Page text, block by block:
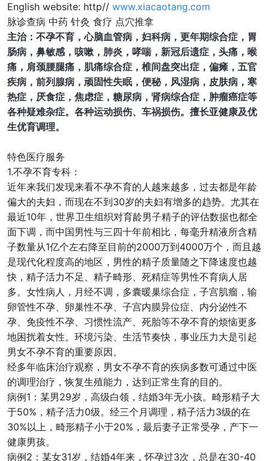
English website: http// www.xiacaotang.com
脉诊查病 中药 针灸 食疗 点穴推拿
主治：不孕不育，心脑血管病，妇科病，更年期综合症，胃
肠病，鼻敏感，咳嗽，肺炎，哮喘，新冠后遗症，头痛，喉
痛，肩颈腰腿痛，肌痛综合症，椎间盘突出症，偏瘫，五官
疾病，前列腺病，顽固性失眠，便秘，风湿病，皮肤病，寒
热症，厌食症，焦虑症，糖尿病，肾病综合症，肿瘤癌症等
各种疑难杂症。各种运动损伤、车祸损伤。擅长亚健康及优
生优育调理。
特色医疗服务
1.不孕不育专科：
近年来我们发现来看不孕不育的人越来越多，过去都是年龄
偏大的夫妇，而现在不到30岁的夫妇有增多的趋势。尤其在
最近10年，世界卫生组织对育龄男子精子的评估数据也都全
面下调，而中国男性与三四十年前相比，每毫升精液所含精
子数量从1亿个左右降至目前的2000万到4000万个，而且越
是现代化程度高的地区，男性的精子质量随之下降速度也越
快，精子活力不足、精子畸形、死精症等男性不育病人居
多。女性病人，月经不调，多囊暖巢综合症，子宫肌瘤，输
卵管性不孕、卵巢性不孕、子宫内膜异位症、内分泌性不
孕、免疫性不孕、习惯性流产、死胎等不孕不育的烦恼更多
地困扰着女性。环境污染、生活节奏快，事业压力大是引起
男女不孕不育的重要原因。
经多年临床治疗观察，男女不孕不育的疾病多数可通过中医
的调理治疗，恢复生殖能力，达到正常生育的目的。
病例1：某男29岁，高级白领，结婚3年无小孩。畸形精子大
于50%，精子活力0级。经三个月调理，精子活力3级的在
30%以上，畸形精子小于20%，最后妻子正常受孕，产下一
健康男孩。
病例2：某女31岁，结婚4年来，怀孕过3次，总是在30-40